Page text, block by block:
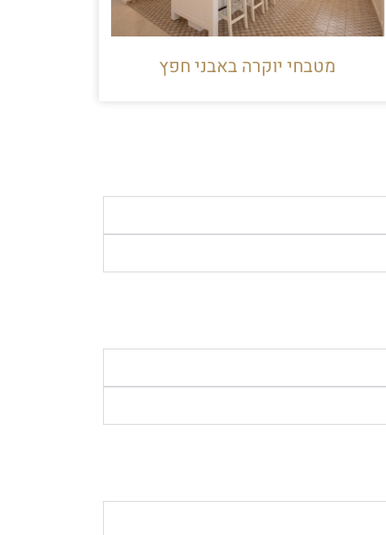
מטבחי יוקרה באבני חפץ